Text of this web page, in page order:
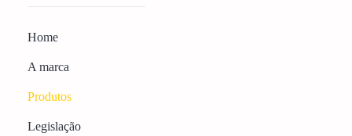
Home
A marca
Produtos
Legislação